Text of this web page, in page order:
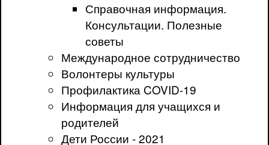
Справочная информация.
Консультации. Полезные
советы
Международное сотрудничество
Волонтеры культуры
Профилактика COVID-19
Информация для учащихся и
родителей
Дети России - 2021